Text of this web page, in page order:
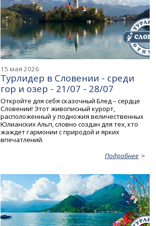
15 мая 2026
Турлидер в Словении - среди
гор и озер - 21/07 - 28/07
Откройте для себя сказочный Блед – сердце
Словении! Этот живописный курорт,
расположенный у подножия величественных
Юлианских Альп, словно создан для тех, кто
жаждет гармонии с природой и ярких
впечатлений.
Подробнее